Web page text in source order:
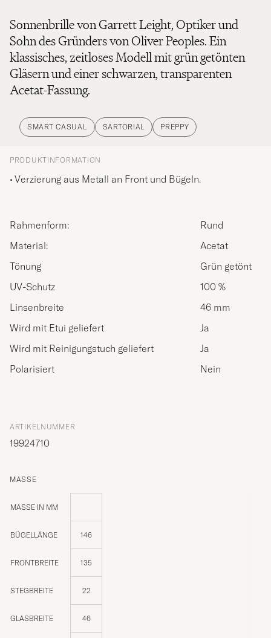
Sonnenbrille von Garrett Leight, Optiker und
Sohn des Gründers von Oliver Peoples. Ein
klassisches, zeitloses Modell mit grün getönten
Gläsern und einer schwarzen, transparenten
Acetat-Fassung.
SMART CASUAL SARTORIAL PREPPY
PRODUKTINFORMATION
Verzierung aus Metall an Front und Bügeln.
Rahmenform:
Rund
Material:
Acetat
Tönung
Grün getönt
UV-Schutz
100 %
Linsenbreite
46 mm
Wird mit Etui geliefert
Ja
Wird mit Reinigungstuch geliefert
Ja
Polarisiert
Nein
ARTIKELNUMMER
19924710
MASSE
MASSE IN MM
BÜGELLÄNGE 146
FRONTBREITE 135
STEGBREITE 22
GLASBREITE 46